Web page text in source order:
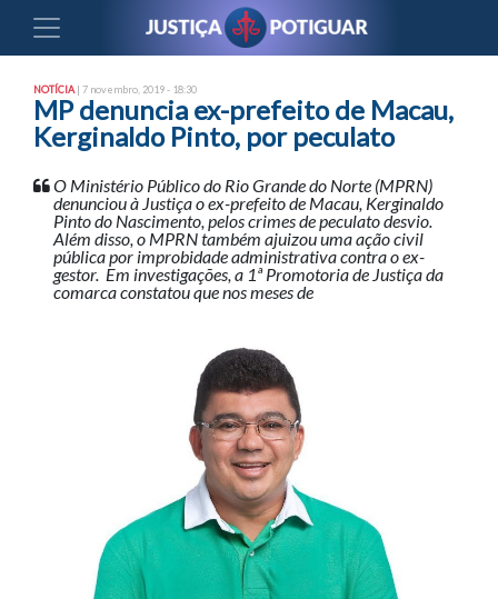
NOTÍCIA | 7 novembro, 2019 - 18:30
MP denuncia ex-prefeito de Macau,
Kerginaldo Pinto, por peculato
O Ministério Público do Rio Grande do Norte (MPRN)
denunciou à Justiça o ex-prefeito de Macau, Kerginaldo
Pinto do Nascimento, pelos crimes de peculato desvio.
Além disso, o MPRN também ajuizou uma ação civil
pública por improbidade administrativa contra o ex-
gestor. Em investigações, a 1ª Promotoria de Justiça da
comarca constatou que nos meses de